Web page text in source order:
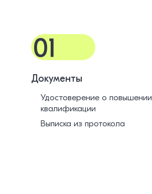
01
Документы
Удостоверение о повышении
квалификации
Выписка из протокола